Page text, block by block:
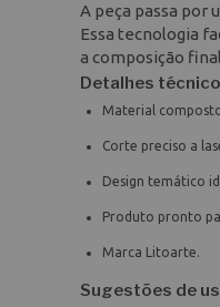
A peça passa por
Essa tecnologia
a composição
Detalhes
Material
Corte preciso a
Design temático
Produto pronto
Marca Litoarte.
Sugestões de